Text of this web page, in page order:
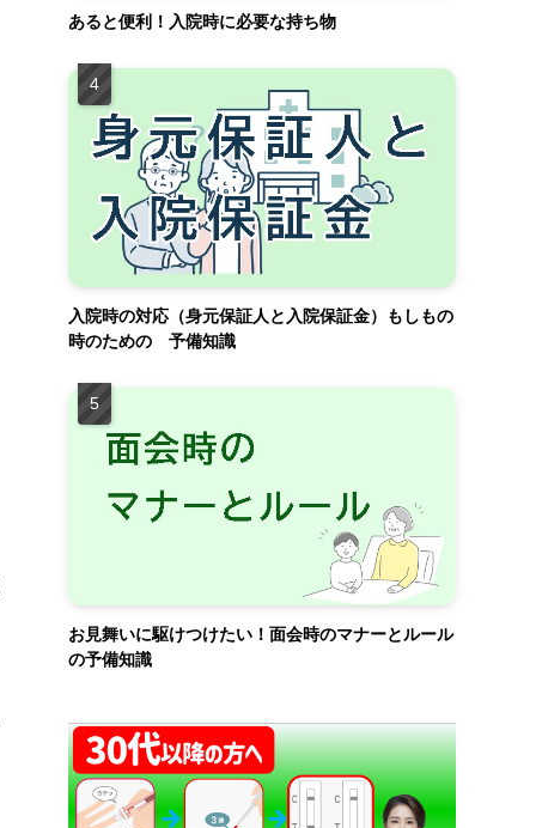
あると便利！入院時に必要な持ち物
入院時の対応（身元保証人と入院保証金）もしもの
時のための 予備知識
お見舞いに駆けつけたい！面会時のマナーとルール
の予備知識